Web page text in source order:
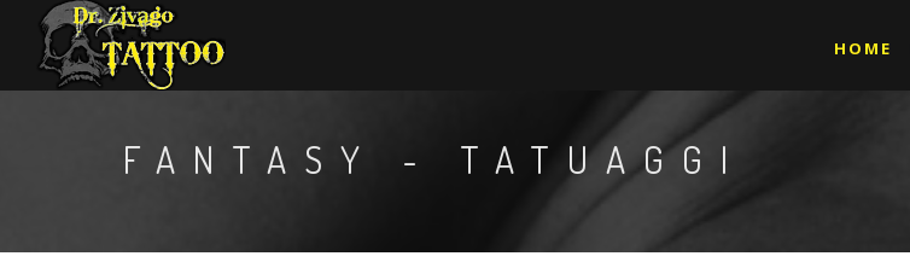
HOME
FANTASY - TATUAGGI